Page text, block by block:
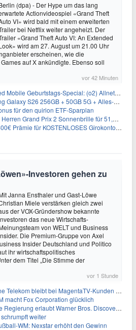
(dpa) - Der Hype um das lang
Actionvideospiel «Grand Theft
VI» wird bald mit einem erweiterten
bei Netflix weiter angeheizt. Der
«Grand Theft Auto VI: An Extended
wird am 27. August um 21.00 Uhr
erscheinen, wie die
auf X ankündigte. Ebenso soll
vor 42 Minuten
Geburtstags-Special: (o2) Allnet-Flats ab 14,99€/Monat
256GB + 50GB 5G + Alles-Flat im Vodafone-Netz für 19,99€/Monat – eff. 0,20€/Monat
für den quirion ETF-Sparplan
Grand Prix 2 Sonnenbrille für 51,55€
für KOSTENLOSES Girokonto bei der Santander – 50€ schon nach 1 Woche!
Investoren gehen zu
Janna Ensthaler und Gast-Löwe
Miele verstärken gleich zwei
der VOX-Gründershow bekannte
das neue Wirtschafts-
von WELT und Business
Die Premium-Gruppe von Axel
Insider Deutschland und Politico
ihr wirtschaftspolitisches
dem Titel „Die Stimme der
vor 1 Stunde
Telekom bleibt bei MagentaTV-Kunden vage
macht Fox Corporation glücklich
erlaubt Warner Bros. Discovery-Übernahme
weiter
WM: Nexstar erhöht den Gewinn